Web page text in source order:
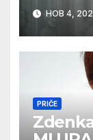
НОВ 4,
PRIČE